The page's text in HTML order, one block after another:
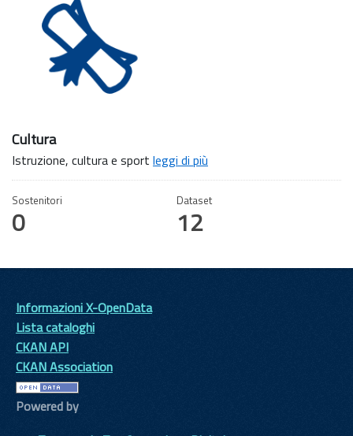
Cultura
Istruzione, cultura e sport leggi di più
Sostenitori
0
Dataset
12
Informazioni X-OpenData
Lista cataloghi
CKAN API
CKAN Association
Powered by